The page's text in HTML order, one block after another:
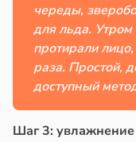
череды,
для льда.
протирали
раза. Простой,
доступный
Шаг 3: